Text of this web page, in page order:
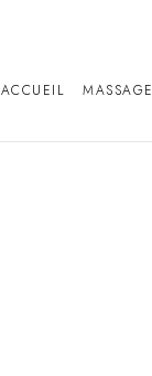
ACCUEIL MASSAGE